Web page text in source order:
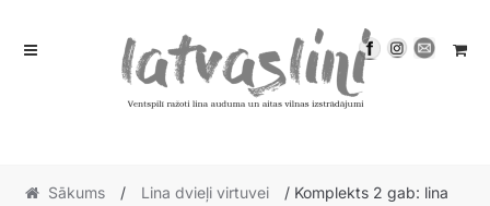
Skip
Skip
Sākums / Lina dvieļi virtuvei
/ Komplekts 2 gab: lina